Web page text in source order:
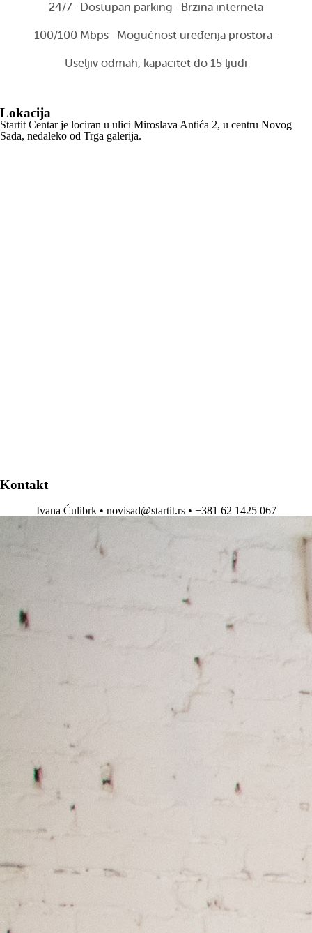
24/7 · Dostupan parking · Brzina interneta
100/100 Mbps · Mogućnost uređenja prostora ·
Useljiv odmah, kapacitet do 15 ljudi
Lokacija
Startit Centar je lociran u ulici Miroslava Antića 2, u centru Novog
Sada, nedaleko od Trga galerija.
Kontakt
Ivana Ćulibrk • novisad@startit.rs• +381 62 1425 067